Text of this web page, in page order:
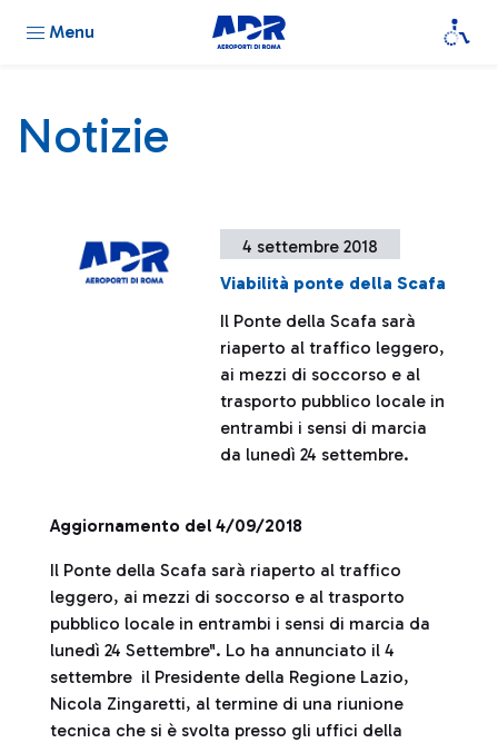
Menu
Notizie
4 settembre 2018
Viabilità ponte della Scafa
Il Ponte della Scafa sarà
riaperto al traffico leggero,
ai mezzi di soccorso e al
trasporto pubblico locale in
entrambi i sensi di marcia
da lunedì 24 settembre.
Aggiornamento del 4/09/2018
Il Ponte della Scafa sarà riaperto al traffico
leggero, ai mezzi di soccorso e al trasporto
pubblico locale in entrambi i sensi di marcia da
lunedì 24 Settembre". Lo ha annunciato il 4
settembre il Presidente della Regione Lazio,
Nicola Zingaretti, al termine di una riunione
tecnica che si è svolta presso gli uffici della